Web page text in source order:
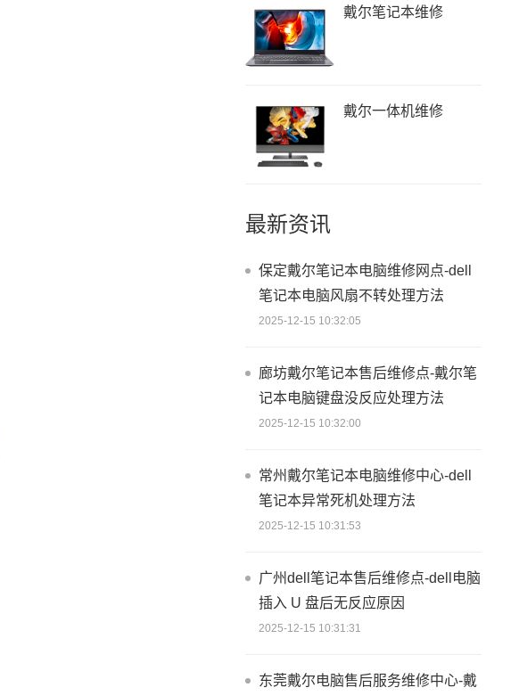
戴尔笔记本维修
戴尔一体机维修
最新资讯
保定戴尔笔记本电脑维修网点-dell
笔记本电脑风扇不转处理方法
2025-12-15 10:32:05
廊坊戴尔笔记本售后维修点-戴尔笔
记本电脑键盘没反应处理方法
2025-12-15 10:32:00
常州戴尔笔记本电脑维修中心-dell
笔记本异常死机处理方法
2025-12-15 10:31:53
广州dell笔记本售后维修点-dell电脑
插入 U 盘后无反应原因
2025-12-15 10:31:31
东莞戴尔电脑售后服务维修中心-戴